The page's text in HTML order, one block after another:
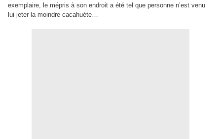
exemplaire, le mépris à son endroit a été tel que personne n’est venu
lui jeter la moindre cacahuète…